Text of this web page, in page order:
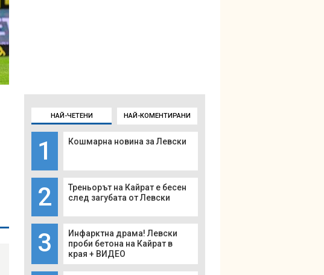
НАЙ-ЧЕТЕНИ НАЙ-КОМЕНТИРАНИ
1 Кошмарна новина за Левски
2
Треньорът на Кайрат е бесен
след загубата от Левски
3
Инфарктна драма! Левски
проби бетона на Кайрат в
края + ВИДЕО